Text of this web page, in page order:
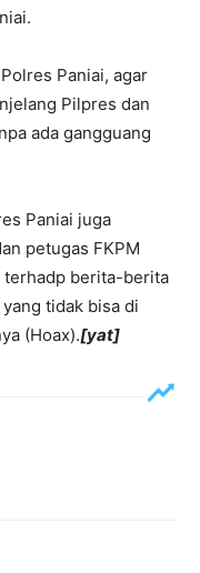
Paniai, agar
Pilpres dan
ada gangguang
Paniai juga
petugas FKPM
terhadp berita-berita
tidak bisa di
(Hoax).[yat]